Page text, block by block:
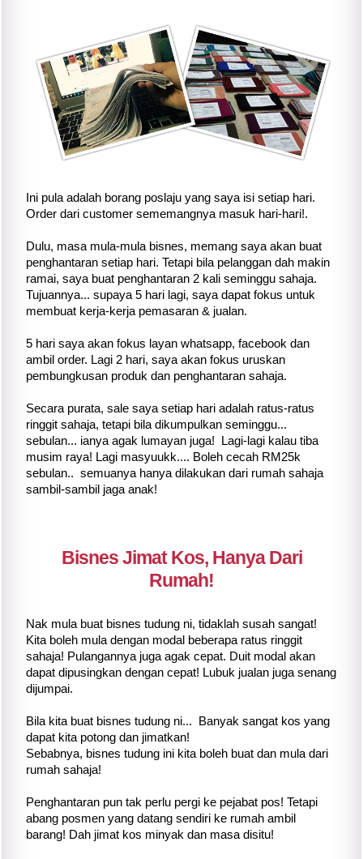
Ini pula adalah borang poslaju yang saya isi setiap hari.
Order dari customer sememangnya masuk hari-hari!.
Dulu, masa mula-mula bisnes, memang saya akan buat
penghantaran setiap hari. Tetapi bila pelanggan dah makin
ramai, saya buat penghantaran 2 kali seminggu sahaja.
Tujuannya... supaya 5 hari lagi, saya dapat fokus untuk
membuat kerja-kerja pemasaran & jualan.
5 hari saya akan fokus layan whatsapp, facebook dan
ambil order. Lagi 2 hari, saya akan fokus uruskan
pembungkusan produk dan penghantaran sahaja.
Secara purata, sale saya setiap hari adalah ratus-ratus
ringgit sahaja, tetapi bila dikumpulkan seminggu...
sebulan... ianya agak lumayan juga! Lagi-lagi kalau tiba
musim raya! Lagi masyuukk.... Boleh cecah RM25k
sebulan.. semuanya hanya dilakukan dari rumah sahaja
sambil-sambil jaga anak!
Bisnes Jimat Kos, Hanya Dari
Rumah!
Nak mula buat bisnes tudung ni, tidaklah susah sangat!
Kita boleh mula dengan modal beberapa ratus ringgit
sahaja! Pulangannya juga agak cepat. Duit modal akan
dapat dipusingkan dengan cepat! Lubuk jualan juga senang
dijumpai.
Bila kita buat bisnes tudung ni... Banyak sangat kos yang
dapat kita potong dan jimatkan!
Sebabnya, bisnes tudung ini kita boleh buat dan mula dari
rumah sahaja!
Penghantaran pun tak perlu pergi ke pejabat pos! Tetapi
abang posmen yang datang sendiri ke rumah ambil
barang! Dah jimat kos minyak dan masa disitu!